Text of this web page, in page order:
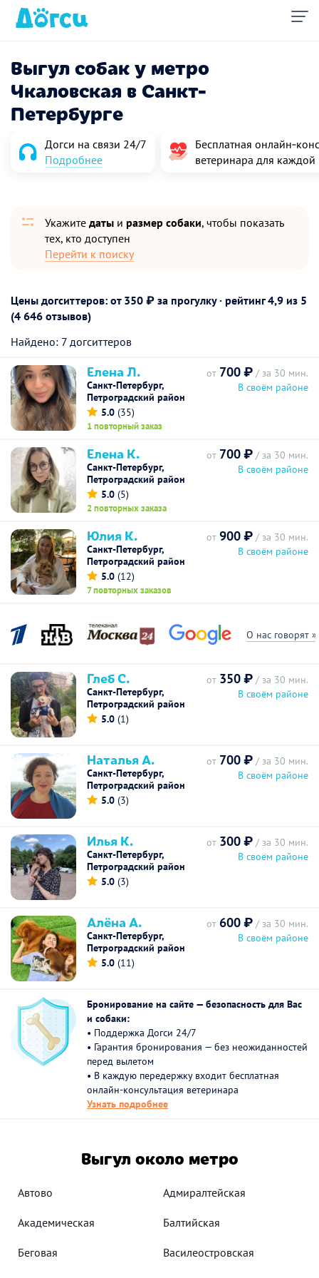
Выгул собак у метро
Чкаловская в Санкт-
Петербурге
Догси на связи 24/7
Подробнее
Бесплатная
ветеринара для
Укажите даты и размер собаки, чтобы показать
тех, кто доступен
Перейти к поиску
Цены догситтеров: от 350 ₽ за прогулку · рейтинг4,9 из 5
(4 646 отзывов)
Найдено: 7 догситтеров
Елена Л.
Санкт-Петербург,
Петроградский район
5.0 (35)
1 повторный заказ
от 700 ₽ / за 30 мин.
В своём районе
Елена К.
Санкт-Петербург,
Петроградский район
5.0 (5)
2 повторных заказа
от 700 ₽ / за 30 мин.
В своём районе
Юлия К.
Санкт-Петербург,
Петроградский район
5.0 (12)
7 повторных заказов
от 900 ₽ / за 30 мин.
В своём районе
О нас говорят »
Глеб С.
Санкт-Петербург,
Петроградский район
5.0 (1)
от 350 ₽ / за 30 мин.
В своём районе
Наталья А.
Санкт-Петербург,
Петроградский район
5.0 (3)
от 700 ₽ / за 30 мин.
В своём районе
Илья К.
Санкт-Петербург,
Петроградский район
5.0 (3)
от 300 ₽ / за 30 мин.
В своём районе
Алёна А.
Санкт-Петербург,
Петроградский район
5.0 (11)
от 600 ₽ / за 30 мин.
В своём районе
Бронирование на сайте — безопасность для Вас
и собаки:
• Поддержка Догси 24/7
• Гарантия бронирования — без неожиданностей
перед вылетом
• В каждую передержку входит бесплатная
онлайн-консультация ветеринара
Узнать подробнее
Выгул около метро
Автово Адмиралтейская
Академическая Балтийская
Беговая Василеостровская